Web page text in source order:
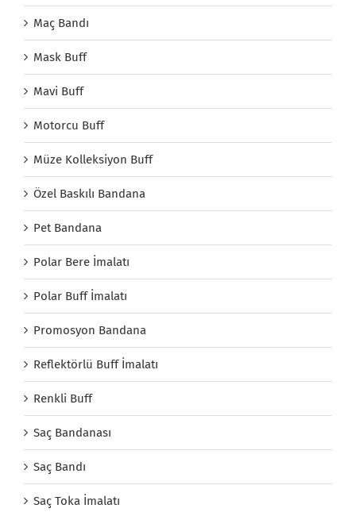
Maç Bandı
Mask Buff
Mavi Buff
Motorcu Buff
Müze Kolleksiyon Buff
Özel Baskılı Bandana
Pet Bandana
Polar Bere İmalatı
Polar Buff İmalatı
Promosyon Bandana
Reflektörlü Buff İmalatı
Renkli Buff
Saç Bandanası
Saç Bandı
Saç Toka İmalatı